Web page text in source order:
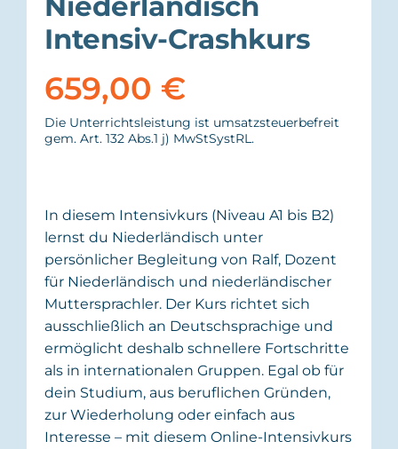
Intensiv-Crashkurs
659,00 €
Die Unterrichtsleistung ist umsatzsteuerbefreit
gem. Art. 132 Abs.1 j) MwStSystRL.
In diesem Intensivkurs (Niveau A1 bis B2)
lernst du Niederländisch unter
persönlicher Begleitung von Ralf, Dozent
für Niederländisch und niederländischer
Muttersprachler. Der Kurs richtet sich
ausschließlich an Deutschsprachige und
ermöglicht deshalb schnellere Fortschritte
als in internationalen Gruppen. Egal ob für
dein Studium, aus beruflichen Gründen,
zur Wiederholung oder einfach aus
Interesse – mit diesem Online-Intensivkurs